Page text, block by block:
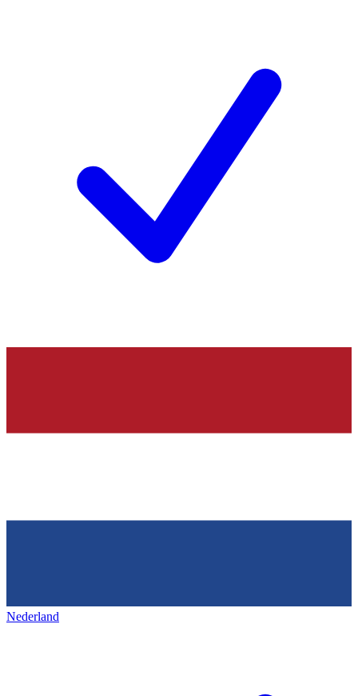
Nederland